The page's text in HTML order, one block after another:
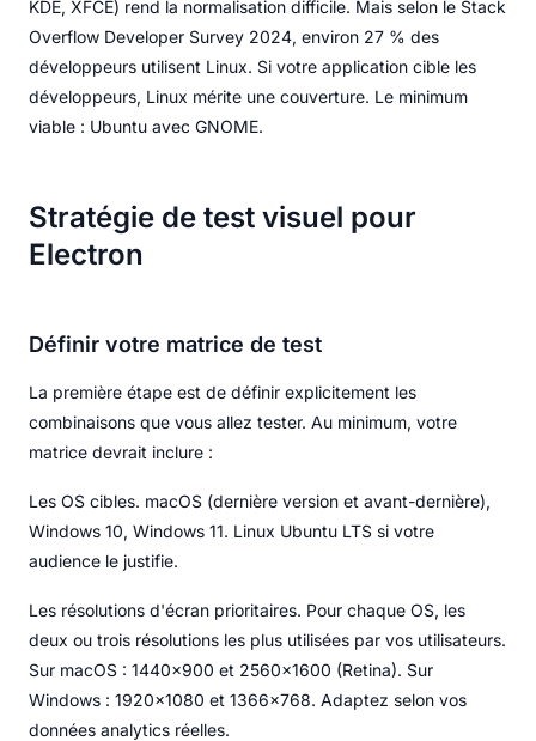
KDE, XFCE) rend la normalisation difficile. Mais selon le Stack
Overflow Developer Survey 2024, environ 27 % des
développeurs utilisent Linux. Si votre application cible les
développeurs, Linux mérite une couverture. Le minimum
viable : Ubuntu avec GNOME.
Stratégie de test visuel pour
Electron
Définir votre matrice de test
La première étape est de définir explicitement les
combinaisons que vous allez tester. Au minimum, votre
matrice devrait inclure :
Les OS cibles. macOS (dernière version et avant-dernière),
Windows 10, Windows 11. Linux Ubuntu LTS si votre
audience le justifie.
Les résolutions d'écran prioritaires. Pour chaque OS, les
deux ou trois résolutions les plus utilisées par vos utilisateurs.
Sur macOS : 1440x900 et 2560x1600 (Retina). Sur
Windows : 1920x1080 et 1366x768. Adaptez selon vos
données analytics réelles.